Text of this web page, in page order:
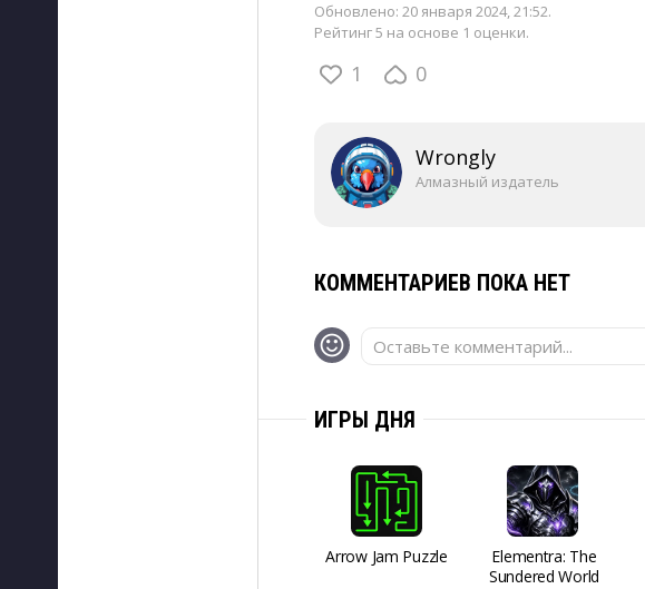
Обновлено: 20 января 2024, 21:52.
Рейтинг 5 на основе 1 оценки.
1 0
Wrongly
Алмазный издатель
КОММЕНТАРИЕВ ПОКА НЕТ
Оставьте комментарий...
ИГРЫ ДНЯ
Arrow Jam Puzzle
Elementra: The
Sundered World